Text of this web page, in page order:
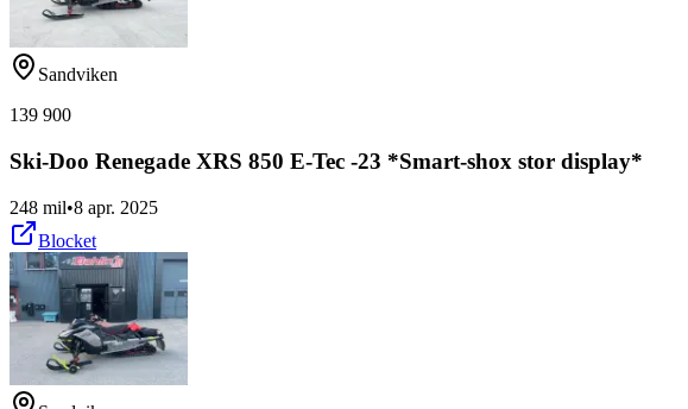
Sandviken
139 900
Ski-Doo Renegade XRS 850 E-Tec -23 *Smart-shox stor display*
248 mil•8 apr. 2025
Blocket